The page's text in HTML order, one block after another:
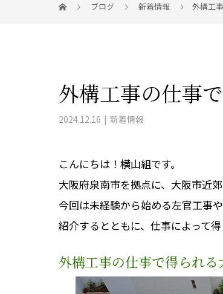
ブログ 新着情報 外構工
外構工事の仕事
2024.12.16 新着情報
こんにちは！横山組です。
大阪府泉南市を拠点に、大阪市近
今回は未経験から始める左官工事
紹介するとともに、仕事によって
外構工事の仕事で得られる